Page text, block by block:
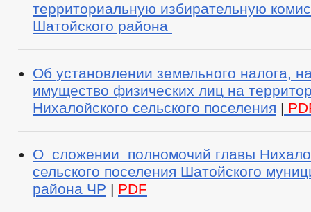
территориальную избирательную
Шатойского района
Об установлении земельного налога,
имущество физических лиц на
Нихалойского сельского поселения |
О сложении полномочий главы
сельского поселения Шатойского
района ЧР | PDF